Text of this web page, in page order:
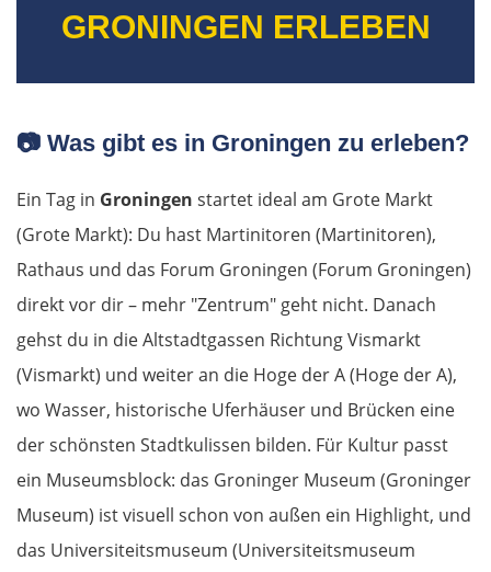
GRONINGEN ERLEBEN
📷 Was gibt es in Groningen zu erleben?
Ein Tag in Groningen startet ideal am Grote Markt
(Grote Markt): Du hast Martinitoren (Martinitoren),
Rathaus und das Forum Groningen (Forum Groningen)
direkt vor dir – mehr "Zentrum" geht nicht. Danach
gehst du in die Altstadtgassen Richtung Vismarkt
(Vismarkt) und weiter an die Hoge der A (Hoge der A),
wo Wasser, historische Uferhäuser und Brücken eine
der schönsten Stadtkulissen bilden. Für Kultur passt
ein Museumsblock: das Groninger Museum (Groninger
Museum) ist visuell schon von außen ein Highlight, und
das Universiteitsmuseum (Universiteitsmuseum